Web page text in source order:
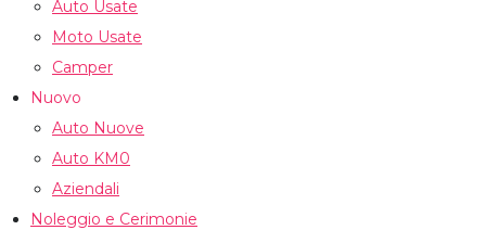
Auto Usate
Moto Usate
Camper
Nuovo
Auto Nuove
Auto KM0
Aziendali
Noleggio e Cerimonie